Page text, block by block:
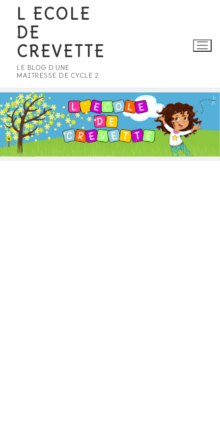
contenu
L ECOLE
DE
CREVETTE
LE BLOG D UNE
MAITRESSE DE CYCLE 2